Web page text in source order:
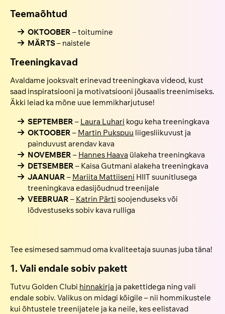
Teemaõhtud
OKTOOBER – toitumine
MÄRTS– naistele
Treeningkavad
Avaldame jooksvalt erinevad treeningkava videod, kust
saad inspiratsiooni ja motivatsiooni jõusaalis treenimiseks.
Äkki leiad ka mõne uue lemmikharjutuse!
SEPTEMBER – Laura Luhari kogu keha treeningkava
OKTOOBER – Martin Pukspuu liigesliikuvust ja
painduvust arendav kava
NOVEMBER – Hannes Haava ülakeha treeningkava
DETSEMBER – Kaisa Gutmani alakeha treeningkava
JAANUAR – Mariita Mattiiseni HIIT suunitlusega
treeningkava edasijõudnud treenijale
VEEBRUAR – Katrin Pärti soojenduseks või
lõdvestuseks sobiv kava rulliga
Tee esimesed sammud oma kvaliteetaja suunas juba täna!
1. Vali endale sobiv pakett
Tutvu Golden Clubi hinnakirja ja pakettidega ning vali
endale sobiv. Valikus on midagi kõigile – nii hommikustele
kui õhtustele treenijatele ja ka neile, kes eelistavad